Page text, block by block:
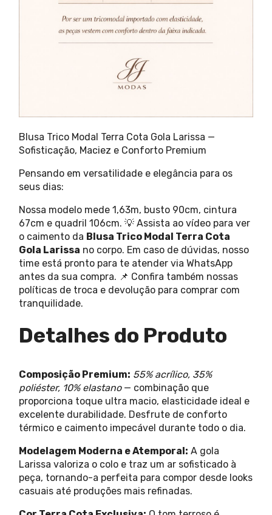
Blusa Trico Modal Terra Cota Gola Larissa —
Sofisticação, Maciez e Conforto Premium
Pensando em versatilidade e elegância para os
seus dias:
Nossa modelo mede 1,63m, busto 90cm, cintura
67cm e quadril 106cm. 💡 Assista ao vídeo para ver
o caimento da Blusa Trico Modal Terra Cota
Gola Larissa no corpo. Em caso de dúvidas, nosso
time está pronto para te atender via WhatsApp
antes da sua compra. 📌 Confira também nossas
políticas de troca e devolução para comprar com
tranquilidade.
Detalhes do Produto
Composição Premium: 55% acrílico, 35%
poliéster, 10% elastano— combinação que
proporciona toque ultra macio, elasticidade ideal e
excelente durabilidade. Desfrute de conforto
térmico e caimento impecável durante todo o dia.
Modelagem Moderna e Atemporal: A gola
Larissa valoriza o colo e traz um ar sofisticado à
peça, tornando-a perfeita para compor desde looks
casuais até produções mais refinadas.